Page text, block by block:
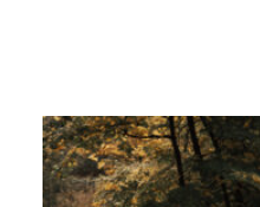
HISTOIRES